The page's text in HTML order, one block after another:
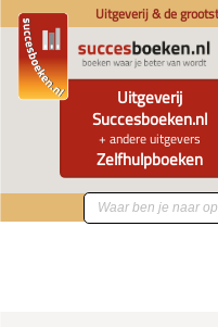
Uitgeverij & de
Uitgeverij
Succesboeken.nl
+ andere uitgevers
Zelfhulpboeken